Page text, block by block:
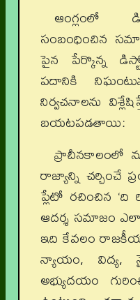
ఆంగ్లంలో
సంబంధించిన
పైన పేర్కొన్న
పదానికి
నిర్వచనాలను
బయటపడతాయి:
ప్రాచీనకాలంలో
రాజ్యాన్ని చర్చించే
ప్లేటో రచించిన ‘ది
ఆదర్శ సమాజం
ఇది కేవలం
న్యాయం,
అభ్యుదయం